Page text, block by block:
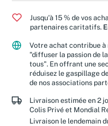
Jusqu'à 15 % de vos
partenaires caritatifs.
Votre achat contribue
"diffuser la passion de
tous". En offrant une
réduisez le gaspillage
de nos associations
Livraison estimée en 2
Colis Privé et Mondial